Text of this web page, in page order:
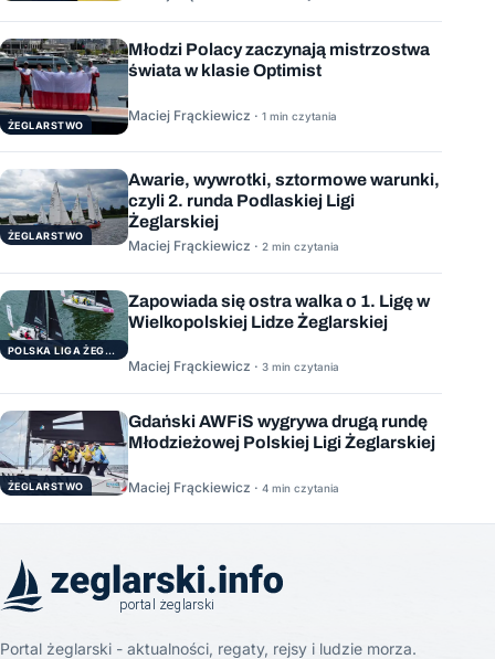
ŻEGLARSTWO
Młodzi Polacy zaczynają mistrzostwa
świata w klasie Optimist
Maciej Frąckiewicz · 1 min czytania
ŻEGLARSTWO
Awarie, wywrotki, sztormowe warunki,
czyli 2. runda Podlaskiej Ligi
Żeglarskiej
Maciej Frąckiewicz · 2 min czytania
POLSKA LIGA ŻEGLARSKA
Zapowiada się ostra walka o 1. Ligę w
Wielkopolskiej Lidze Żeglarskiej
Maciej Frąckiewicz · 3 min czytania
ŻEGLARSTWO
Gdański AWFiS wygrywa drugą rundę
Młodzieżowej Polskiej Ligi Żeglarskiej
Maciej Frąckiewicz · 4 min czytania
Portal żeglarski - aktualności, regaty, rejsy i ludzie morza.